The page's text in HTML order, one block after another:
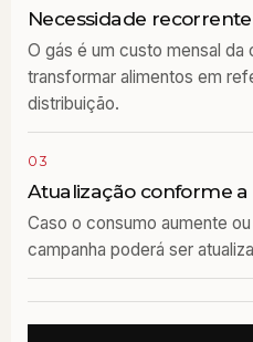
Necessidade recorrente
O gás é um custo mensal da
transformar alimentos em
distribuição.
03
Atualização conforme
Caso o consumo aumente
campanha poderá ser